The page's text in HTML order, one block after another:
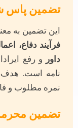
تضمین پاس
این تضمین به
فرآیند دفاع،
داور و رفع
نامه است.
نمره مطلوب و
تضمین